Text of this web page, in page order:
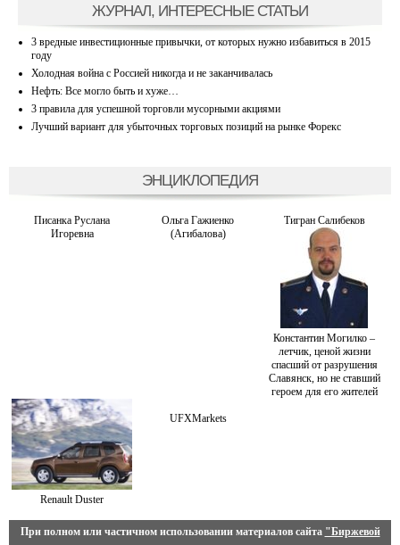
ЖУРНАЛ, ИНТЕРЕСНЫЕ СТАТЬИ
3 вредные инвестиционные привычки, от которых нужно избавиться в 2015
году
Холодная война с Россией никогда и не заканчивалась
Нефть: Все могло быть и хуже…
3 правила для успешной торговли мусорными акциями
Лучший вариант для убыточных торговых позиций на рынке Форекс
ЭНЦИКЛОПЕДИЯ
Писанка Руслана
Игоревна
Ольга Гажиенко
(Агибалова)
Тигран Салибеков
Константин Могилко –
летчик, ценой жизни
спасший от разрушения
Славянск, но не ставший
героем для его жителей
Renault Duster
UFXMarkets
При полном или частичном использовании материалов сайта "Биржевой